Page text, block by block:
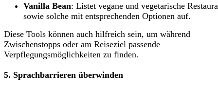
Vanilla Bean: Listet vegane und vegetarische
sowie solche mit entsprechenden Optionen auf.
Diese Tools können auch hilfreich sein, um während
Zwischenstopps oder am Reiseziel passende
Verpflegungsmöglichkeiten zu finden.
5. Sprachbarrieren überwinden